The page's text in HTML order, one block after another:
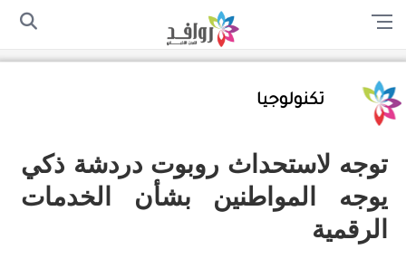
الرئيسية سياسة الخصوصية
تكنولوجيا
توجه لاستحداث روبوت دردشة ذكي
يوجه المواطنين بشأن الخدمات
الرقمية